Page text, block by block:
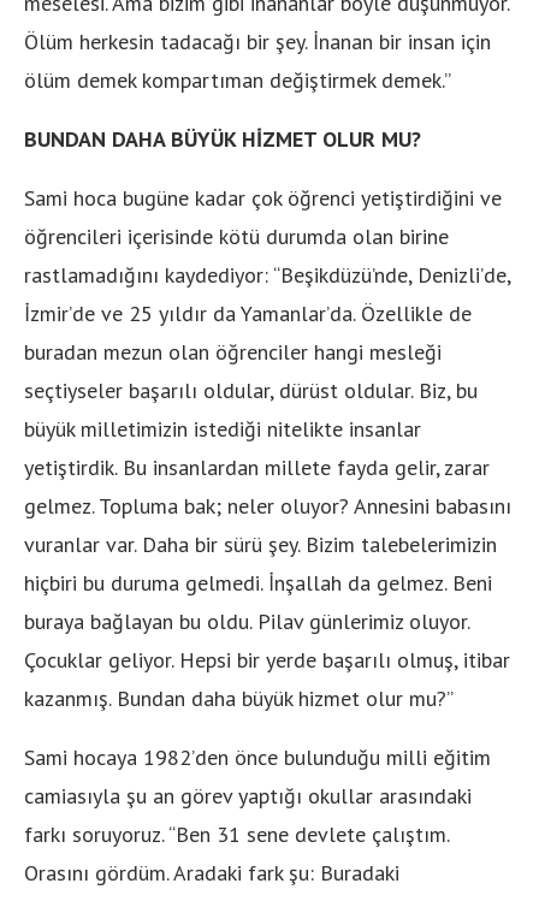
Ölüm herkesin tadacağı bir şey. İnanan bir insan için
ölüm demek kompartıman değiştirmek demek.”
BUNDAN DAHA BÜYÜK HİZMET OLUR MU?
Sami hoca bugüne kadar çok öğrenci yetiştirdiğini ve
öğrencileri içerisinde kötü durumda olan birine
rastlamadığını kaydediyor: “Beşikdüzü’nde, Denizli’de,
İzmir’de ve 25 yıldır da Yamanlar’da. Özellikle de
buradan mezun olan öğrenciler hangi mesleği
seçtiyseler başarılı oldular, dürüst oldular. Biz, bu
büyük milletimizin istediği nitelikte insanlar
yetiştirdik. Bu insanlardan millete fayda gelir, zarar
gelmez. Topluma bak; neler oluyor? Annesini babasını
vuranlar var. Daha bir sürü şey. Bizim talebelerimizin
hiçbiri bu duruma gelmedi. İnşallah da gelmez. Beni
buraya bağlayan bu oldu. Pilav günlerimiz oluyor.
Çocuklar geliyor. Hepsi bir yerde başarılı olmuş, itibar
kazanmış. Bundan daha büyük hizmet olur mu?”
Sami hocaya 1982’den önce bulunduğu milli eğitim
camiasıyla şu an görev yaptığı okullar arasındaki
farkı soruyoruz. “Ben 31 sene devlete çalıştım.
Orasını gördüm. Aradaki fark şu: Buradaki